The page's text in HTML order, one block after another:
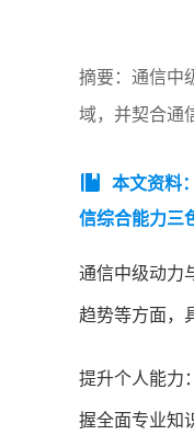
摘要：通信中
域，并契合通
本文资料：
信综合能力三
通信中级动力
趋势等方面，
提升个人能力
握全面专业知